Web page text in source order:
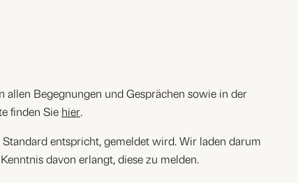
allen Begegnungen und Gesprächen sowie in der
finden Sie hier.
entspricht, gemeldet wird. Wir laden darum
davon erlangt, diese zu melden.